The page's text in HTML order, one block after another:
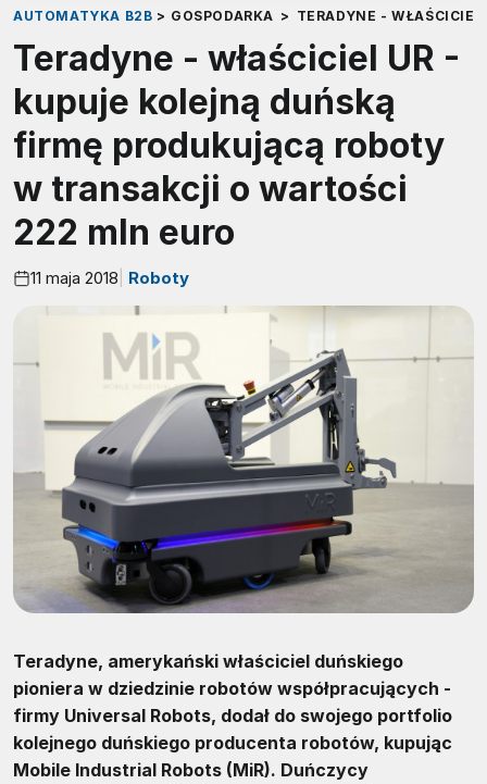
AUTOMATYKA B2B > GOSPODARKA > TERADYNE -
Teradyne - właściciel UR -
kupuje kolejną duńską
firmę produkującą roboty
w transakcji o wartości
222 mln euro
11 maja 2018 Roboty
Teradyne, amerykański właściciel duńskiego
pioniera w dziedzinie robotów współpracujących -
firmy Universal Robots, dodał do swojego portfolio
kolejnego duńskiego producenta robotów, kupując
Mobile Industrial Robots (MiR). Duńczycy